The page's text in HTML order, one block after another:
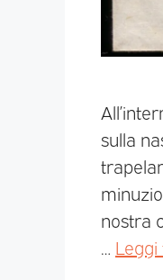
sulla
nostra